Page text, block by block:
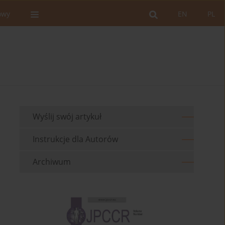
PL
EN
Wyślij swój artykuł
Instrukcje dla Autorów
Archiwum